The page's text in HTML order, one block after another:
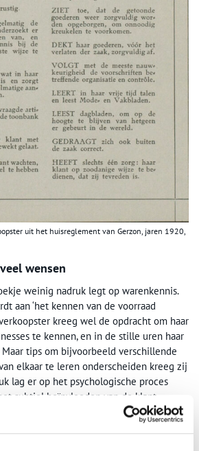
uit het huisreglement van Gerzon, jaren 1920,
wensen
weinig nadruk legt op warenkennis.
aan ‘het kennen van de voorraad
kreeg wel de opdracht om haar
te kennen, en in de stille uren haar
tips om bijvoorbeeld verschillende
elkaar te leren onderscheiden kreeg zij
lag er op het psychologische proces
subtiel beïnvloeden van de klant.
formeel nog in de